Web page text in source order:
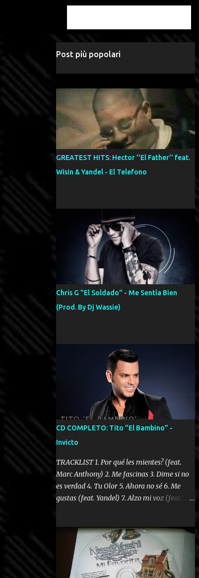
Post più popolari
GREATEST HITS: Hector ''El Father'' feat.
Wisin & Yandel - El Telefono
Chris G "El Soldado" - Me Sentía Bien
(Prod. By Dj Wassie)
CD COMPLETO: Tito ”El Bambino” -
Invicto
TRACKLIST 1. Por qué les mientes? (feat.
Marc Anthony) 2. Me fascinas 3. Dime si no
es verdad 4. Tu Olor 5. Ahora no sé 6. Me
gustas (feat. Yandel) 7. Alzo mi voz (feat.
Dame la ola (feat. Tito Nieves) [Salsa
Version] 12. Dámelo 13. Dame la ola 14. ¿Por
qué les mientes? (feat. Marc Anthony)
[Radio Version] 15. Digital Booklet – Invicto